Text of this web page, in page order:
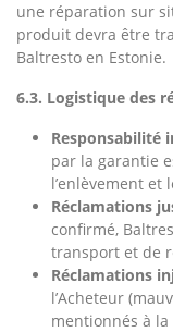
une réparation sur
produit devra être
Baltresto en Estonie.
6.3. Logistique des
Responsabilité
par la garantie
l’enlèvement et
Réclamations
confirmé,
transport et de
Réclamations
l’Acheteur
mentionnés à la